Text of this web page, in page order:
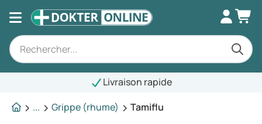
Livraison rapide
...
Grippe (rhume) Tamiflu